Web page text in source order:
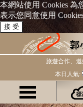
本網站使用 Cookies 為
表示您同意使用
接 受
旅遊合作、邀
本日人氣: